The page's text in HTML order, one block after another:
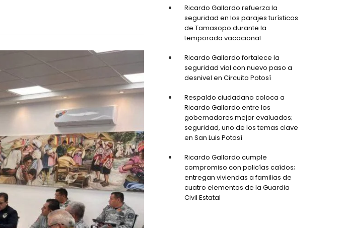
Ricardo Gallardo refuerza la
seguridad en los parajes turísticos
de Tamasopo durante la
temporada vacacional
Ricardo Gallardo fortalece la
seguridad vial con nuevo paso a
desnivel en Circuito Potosí
Respaldo ciudadano coloca a
Ricardo Gallardo entre los
gobernadores mejor evaluados;
seguridad, uno de los temas clave
en San Luis Potosí
Ricardo Gallardo cumple
compromiso con policías caídos;
entregan viviendas a familias de
cuatro elementos de la Guardia
Civil Estatal